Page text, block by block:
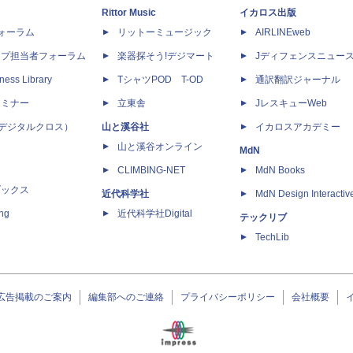
ーラム
担当者フォーラム
Library
ナー
ジタルクロス）
クス
Rittor Music
リットーミュージック
楽器探そう!デジマート
TシャツPOD T-OD
立東舎
山と溪谷社
山と溪谷オンライン
CLIMBING-NET
近代科学社
近代科学社Digital
イカロス出版
AIRLINEweb
Jディフェンスニュー
通訳翻訳ジャーナル
JレスキューWeb
イカロスアカデミー
MdN
MdN Books
MdN Design
テックリブ
TechLib
告掲載のご案内 編集部へのご連絡 プライバシーポリシー 会社概要